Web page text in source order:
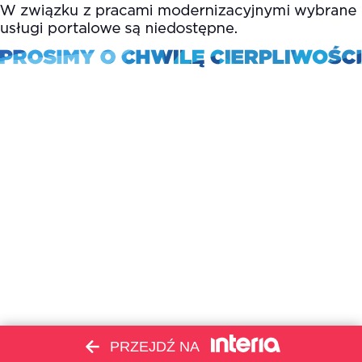
PRZEJDŹ NA